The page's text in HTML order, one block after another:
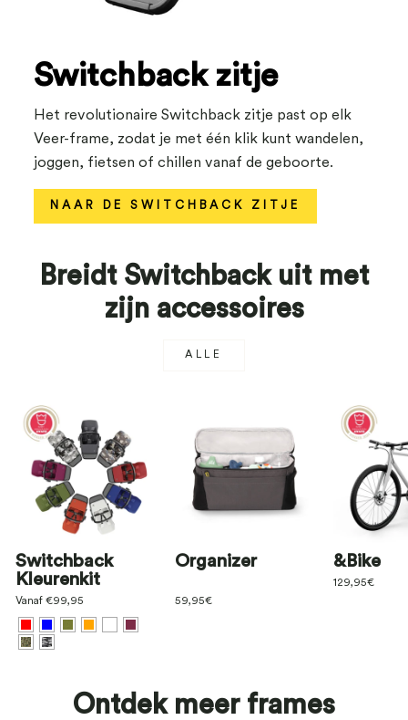
Switchback zitje
Het revolutionaire Switchback zitje past op elk
Veer-frame, zodat je met één klik kunt wandelen,
joggen, fietsen of chillen vanaf de geboorte.
NAAR DE SWITCHBACK ZITJE
Breidt Switchback uit met
zijn accessoires
ALLE
Switchback
Kleurenkit
Vanaf €99,95
Organizer
59,95€
&Bike
129,95€
Ontdek meer frames